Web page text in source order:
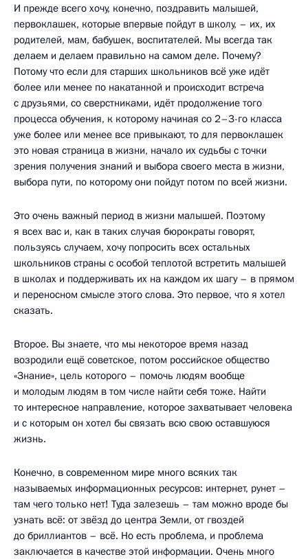
И прежде всего хочу, конечно, поздравить малышей,
первоклашек, которые впервые пойдут в школу, – их, их
родителей, мам, бабушек, воспитателей. Мы всегда так
делаем и делаем правильно на самом деле. Почему?
Потому что если для старших школьников всё уже идёт
более или менее по накатанной и происходит встреча
с друзьями, со сверстниками, идёт продолжение того
процесса обучения, к которому начиная со 2–3-го класса
уже более или менее все привыкают, то для первоклашек
это новая страница в жизни, начало их судьбы с точки
зрения получения знаний и выбора своего места в жизни,
выбора пути, по которому они пойдут потом по всей жизни.
Это очень важный период в жизни малышей. Поэтому
я всех вас и, как в таких случая бюрократы говорят,
пользуясь случаем, хочу попросить всех остальных
школьников страны с особой теплотой встретить малышей
в школах и поддерживать их на каждом их шагу – в прямом
и переносном смысле этого слова. Это первое, что я хотел
сказать.
Второе. Вы знаете, что мы некоторое время назад
возродили ещё советское, потом российское общество
«Знание», цель которого – помочь людям вообще
и молодым людям в том числе найти себя тоже. Найти
то интересное направление, которое захватывает человека
и с которым он хотел бы связать всю свою оставшуюся
жизнь.
Конечно, в современном мире много всяких так
называемых информационных ресурсов: интернет, рунет –
там чего только нет! Туда залезешь – там можно вроде бы
узнать всё: от звёзд до центра Земли, от гвоздей
до бриллиантов – всё. Но есть проблема, и проблема
заключается в качестве этой информации. Очень много